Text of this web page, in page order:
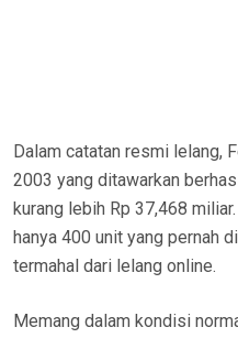
Dalam catatan resmi lelang,
2003 yang ditawarkan
kurang lebih Rp 37,468
hanya 400 unit yang pernah
termahal dari lelang online.
Memang dalam kondisi